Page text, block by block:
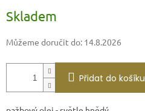
cena:
Skladem
Můžeme doručit do: 14.8.2026
Přidat do košíku